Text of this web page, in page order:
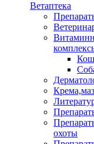
Ветаптека
охоты